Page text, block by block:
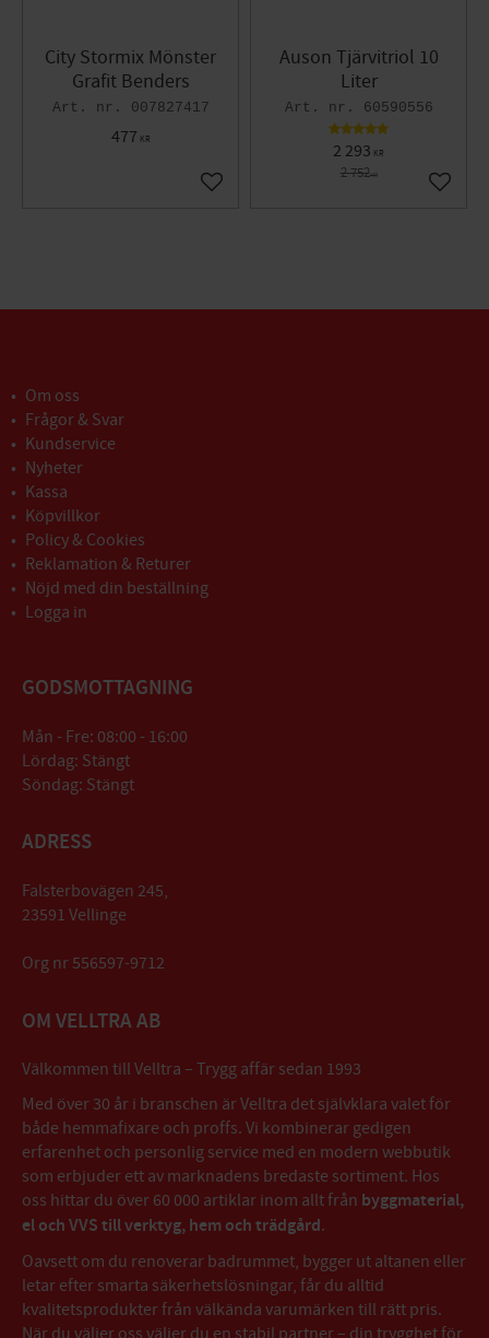
City Stormix Mönster
Grafit Benders
007827417
477 KR
Lägg till i favoriter
Auson Tjärvitriol 10
Liter
60590556
2 293 KR
2 752KR
Lägg
Om oss
Frågor & Svar
Kundservice
Nyheter
Kassa
Köpvillkor
Policy & Cookies
Reklamation & Returer
Nöjd med din beställning
Logga in
GODSMOTTAGNING
Mån - Fre: 08:00 - 16:00
Lördag: Stängt
Söndag: Stängt
ADRESS
Falsterbovägen 245,
23591 Vellinge
Org nr 556597-9712
OM VELLTRA AB
Välkommen till Velltra – Trygg affär sedan 1993
Med över 30 år i branschen är Velltra det självklara valet för
både hemmafixare och proffs. Vi kombinerar gedigen
erfarenhet och personlig service med en modern webbutik
som erbjuder ett av marknadens bredaste sortiment. Hos
oss hittar du över 60 000 artiklar inom allt från byggmaterial,
el och VVS till verktyg, hem och trädgård.
Oavsett om du renoverar badrummet, bygger ut altanen eller
letar efter smarta säkerhetslösningar, får du alltid
kvalitetsprodukter från välkända varumärken till rätt pris.
När du väljer oss väljer du en stabil partner – din trygghet för